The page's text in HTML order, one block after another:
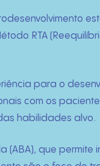
RTA
para o
com os
habilidades alvo.
que permite